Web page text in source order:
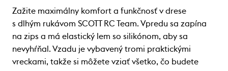
Zažite maximálny komfort a funkčnosť v drese
s dlhým rukávom SCOTT RC Team. Vpredu sa zapína
na zips a má elastický lem so silikónom, aby sa
nevyhŕňal. Vzadu je vybavený tromi praktickými
vreckami, takže si môžete vziať všetko, čo budete